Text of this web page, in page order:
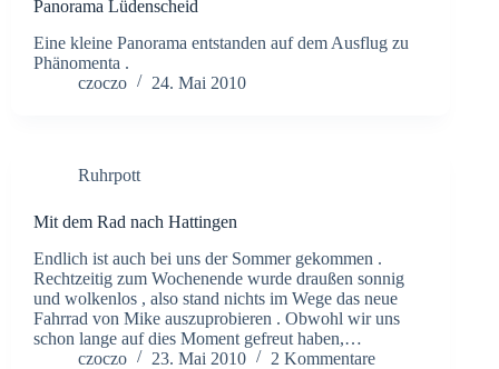
Panorama Lüdenscheid
Eine kleine Panorama entstanden auf dem Ausflug zu
Phänomenta .
czoczo
24. Mai 2010
Ruhrpott
Mit dem Rad nach Hattingen
Endlich ist auch bei uns der Sommer gekommen .
Rechtzeitig zum Wochenende wurde draußen sonnig
und wolkenlos , also stand nichts im Wege das neue
Fahrrad von Mike auszuprobieren . Obwohl wir uns
schon lange auf dies Moment gefreut haben,…
czoczo
23. Mai 2010 2 Kommentare